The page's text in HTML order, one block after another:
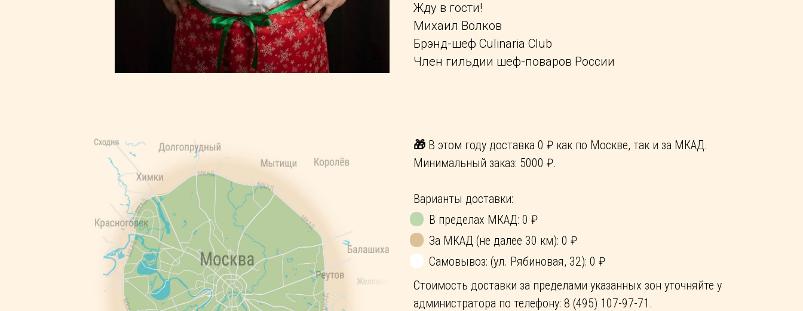
Жду в гости!
Михаил Волков
Брэнд-шеф Culinaria Club
Член гильдии шеф-поваров России
🎁 В этом году доставка 0 ₽ как по Москве, так и за МКАД.
Минимальный заказ: 5000 ₽.
Варианты доставки:
•В пределах МКАД: 0 ₽
• За МКАД (не далее 30 км): 0 ₽
• Самовывоз: (ул. Рябиновая, 32): 0 ₽
Стоимость доставки за пределами указанных зон уточняйте у
администратора по телефону: 8 (495) 107-97-71.